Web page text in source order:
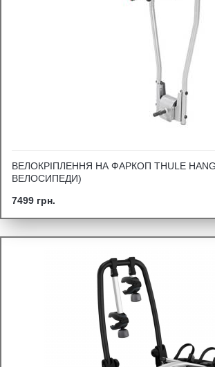
ВЕЛОКРІПЛЕННЯ НА ФАРКОП THULE
ВЕЛОСИПЕДИ)
7499 грн.